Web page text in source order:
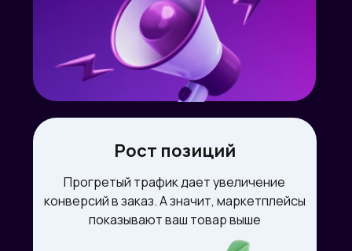
Рост позиций
Прогретый трафик дает увеличение
конверсий в заказ. А значит, маркетплейсы
показывают ваш товар выше